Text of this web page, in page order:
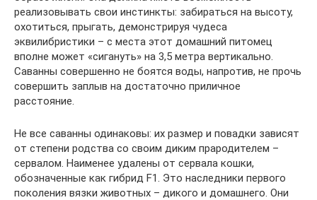
реализовывать свои инстинкты: забираться на высоту,
охотиться, прыгать, демонстрируя чудеса
эквилибристики – с места этот домашний питомец
вполне может «сигануть» на 3,5 метра вертикально.
Саванны совершенно не боятся воды, напротив, не прочь
совершить заплыв на достаточно приличное
расстояние.
Не все саванны одинаковы: их размер и повадки зависят
от степени родства со своим диким прародителем –
сервалом. Наименее удалены от сервала кошки,
обозначенные как гибрид F1. Это наследники первого
поколения вязки животных – дикого и домашнего. Они